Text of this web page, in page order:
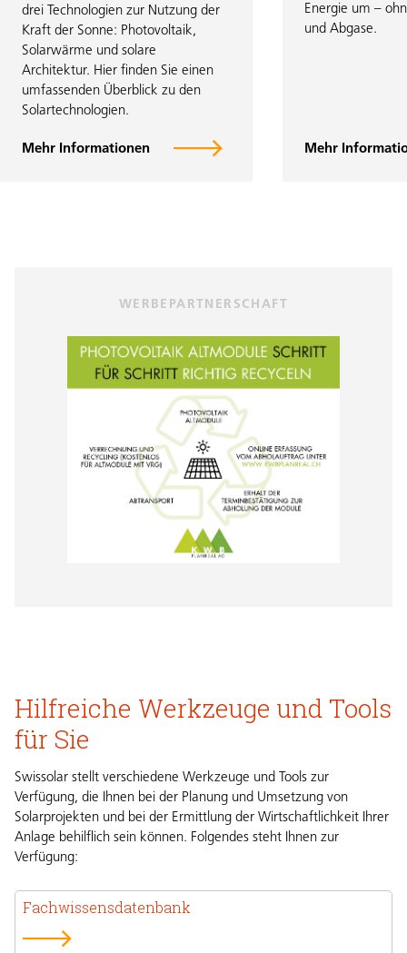
drei Technologien zur Nutzung der
Kraft der Sonne: Photovoltaik,
Solarwärme und solare
Architektur. Hier finden Sie einen
umfassenden Überblick zu den
Solartechnologien.
Mehr Informationen
Energie um –
und Abgase.
Mehr
WERBEPARTNERSCHAFT
Hilfreiche Werkzeuge und Tools
für Sie
Swissolar stellt verschiedene Werkzeuge und Tools zur
Verfügung, die Ihnen bei der Planung und Umsetzung von
Solarprojekten und bei der Ermittlung der Wirtschaftlichkeit Ihrer
Anlage behilflich sein können. Folgendes steht Ihnen zur
Verfügung:
Fachwissensdatenbank